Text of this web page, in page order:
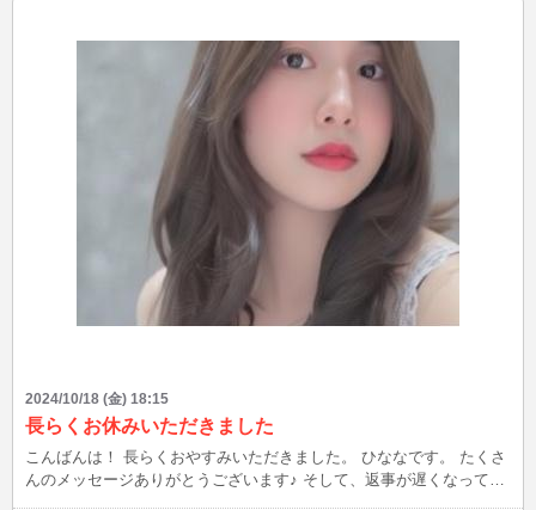
2024/10/18 (金) 18:15
長らくお休みいただきました
こんばんは！ 長らくおやすみいただきました。 ひななです。 たくさ
んのメッセージありがとうございます♪ そして、返事が遅くなってし